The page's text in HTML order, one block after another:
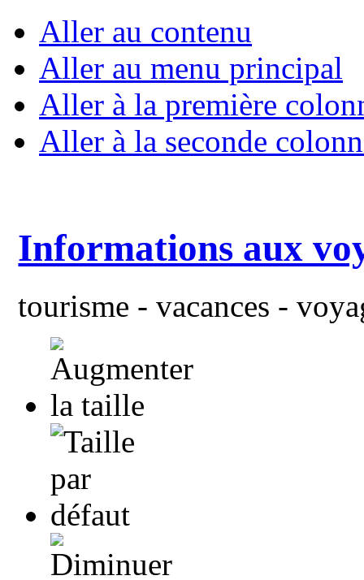
Aller au contenu
Aller au menu principal
Aller à la première
Aller à la seconde
Informations aux
tourisme - vacances -